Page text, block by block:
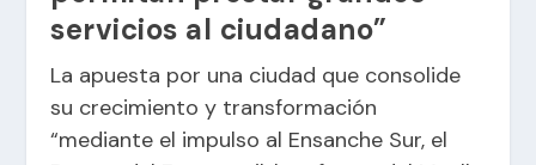
servicios al ciudadano”
La apuesta por una ciudad que consolide
su crecimiento y transformación
“mediante el impulso al Ensanche Sur, el